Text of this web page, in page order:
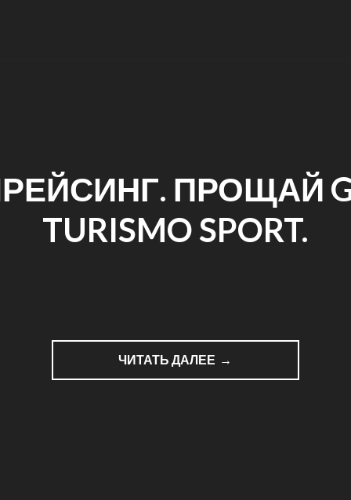
ПРОЩАЙ
TURISMO SPORT.
ЧИТАТЬ ДАЛЕЕ